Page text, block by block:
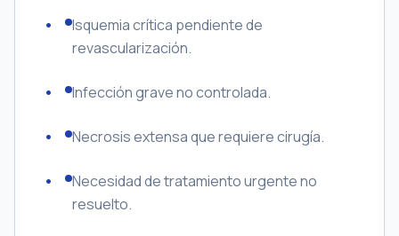
Isquemia crítica pendiente de
revascularización.
Infección grave no controlada.
Necrosis extensa que requiere cirugía.
Necesidad de tratamiento urgente no
resuelto.